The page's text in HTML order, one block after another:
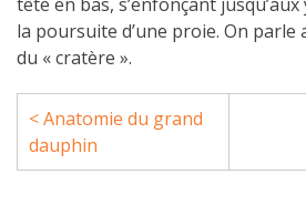
la poursuite d’une proie. On parle
du « cratère ».
< Anatomie du grand
dauphin